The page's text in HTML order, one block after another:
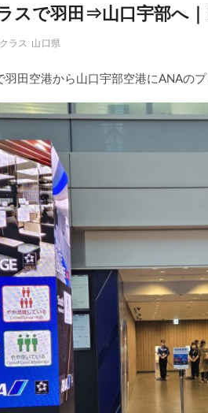
スで羽田⇒山口宇部へ
ラス 山口県
田空港から山口宇部空港にANAの